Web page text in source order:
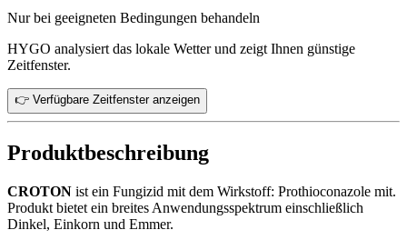
Nur bei geeigneten Bedingungen behandeln
HYGO analysiert das lokale Wetter und zeigt Ihnen günstige
Zeitfenster.
👉 Verfügbare Zeitfenster anzeigen
Produktbeschreibung
CROTON ist ein Fungizid mit dem Wirkstoff: Prothioconazole mit.
Produkt bietet ein breites Anwendungsspektrum einschließlich
Dinkel, Einkorn und Emmer.